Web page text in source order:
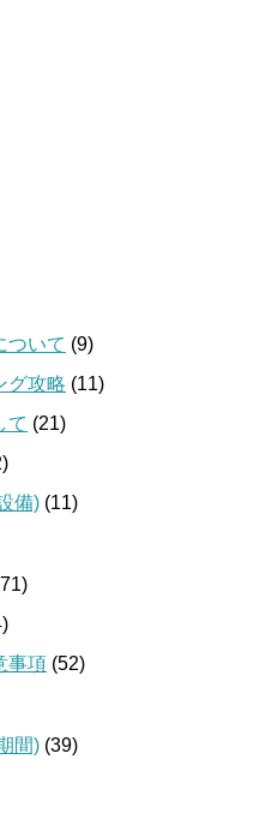
ついて (9)
グ攻略 (11)
て (21)
備) (11)
事項 (52)
間) (39)